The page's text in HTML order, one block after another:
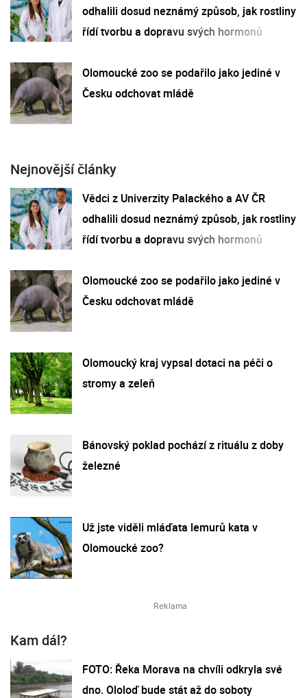
odhalili dosud neznámý způsob, jak rostliny
řídí tvorbu a dopravu svých hormonů
Olomoucké zoo se podařilo jako jediné v
Česku odchovat mládě
Nejnovější články
Vědci z Univerzity Palackého a AV ČR
odhalili dosud neznámý způsob, jak rostliny
řídí tvorbu a dopravu svých hormonů
Olomoucké zoo se podařilo jako jediné v
Česku odchovat mládě
Olomoucký kraj vypsal dotaci na péči o
stromy a zeleň
Bánovský poklad pochází z rituálu z doby
železné
Už jste viděli mláďata lemurů kata v
Olomoucké zoo?
Kam dál?
FOTO: Řeka Morava na chvíli odkryla své
dno. Ololoď bude stát až do soboty